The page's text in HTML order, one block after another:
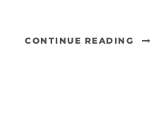
CONTINUE READING